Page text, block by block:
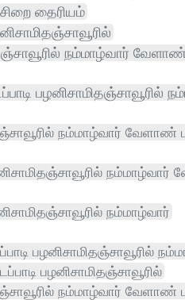
சிறை தைரியம்
நம்மாழ்வார்
பழனிசாமிதஞ்சாவூரில்
நம்மாழ்வார் வேளாண்
நம்மாழ்வார்
பழனிசாமிதஞ்சாவூரில்
பழனிசாமிதஞ்சாவூரில்
நம்மாழ்வார் வேளாண்